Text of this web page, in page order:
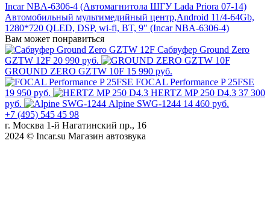
Incar NBA-6306-4 (Автомагнитола ШГУ Lada Priora 07-14)
Автомобильный мультимедийный центр,Android 11/4-64Gb,
1280*720 QLED, DSP, wi-fi, BT, 9" (Incar NBA-6306-4)
Вам может понравиться
Сабвуфер Ground Zero
GZTW 12F 20 990 руб.
GROUND ZERO GZTW 10F 15 990 руб.
FOCAL Performance P 25FSE
19 950 руб.
HERTZ MP 250 D4.3 37 300
руб.
Alpine SWG-1244 14 460 руб.
+7 (495) 545 45 98
г. Москва 1-й Нагатинский пр., 16
2024 © Incar.su Магазин автозвука